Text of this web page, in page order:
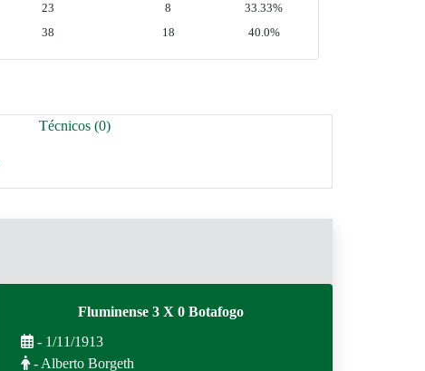
23 8
33.33%
38 18 40.0%
Técnicos (0)
Fluminense 3 X 0 Botafogo
- 1/11/1913
- Alberto Borgeth